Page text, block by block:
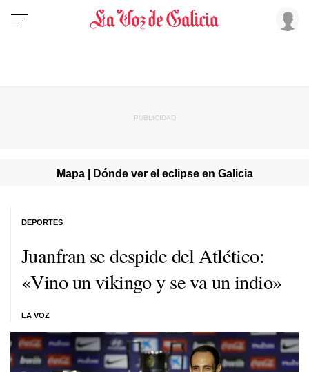
Mapa | Dónde ver el eclipse en Galicia
Juanfran se despide del Atlético:
«Vino un vikingo y se va un indio»
LA VOZ
DEPORTES